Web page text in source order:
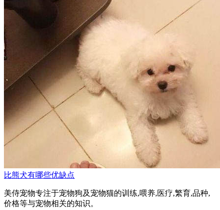
比熊犬有哪些优缺点
美侍宠物专注于宠物狗及宠物猫的训练,喂养,医疗,繁育,品种,
价格等与宠物相关的知识。